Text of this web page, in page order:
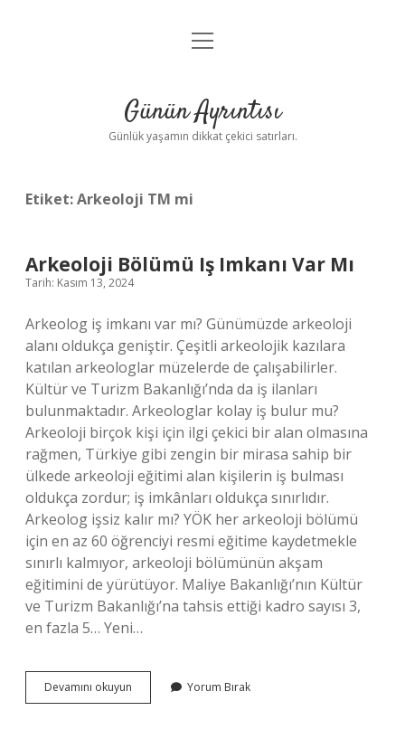
Anasayfa
Yasal Uyarı
menüyü
Günün Ayrıntısı
Günlük yaşamın dikkat çekici satırları.
Etiket:Arkeoloji TM mi
Arkeoloji Bölümü Iş Imkanı Var Mı
Tarih: Kasım 13, 2024
Arkeolog iş imkanı var mı? Günümüzde arkeoloji
alanı oldukça geniştir. Çeşitli arkeolojik kazılara
katılan arkeologlar müzelerde de çalışabilirler.
Kültür ve Turizm Bakanlığı’nda da iş ilanları
bulunmaktadır. Arkeologlar kolay iş bulur mu?
Arkeoloji birçok kişi için ilgi çekici bir alan olmasına
rağmen, Türkiye gibi zengin bir mirasa sahip bir
ülkede arkeoloji eğitimi alan kişilerin iş bulması
oldukça zordur; iş imkânları oldukça sınırlıdır.
Arkeolog işsiz kalır mı? YÖK her arkeoloji bölümü
için en az 60 öğrenciyi resmi eğitime kaydetmekle
sınırlı kalmıyor, arkeoloji bölümünün akşam
eğitimini de yürütüyor. Maliye Bakanlığı’nın Kültür
ve Turizm Bakanlığı’na tahsis ettiği kadro sayısı 3,
en fazla 5… Yeni…
Devamını okuyun Arkeoloji
Bölümü
Yorum Bırak